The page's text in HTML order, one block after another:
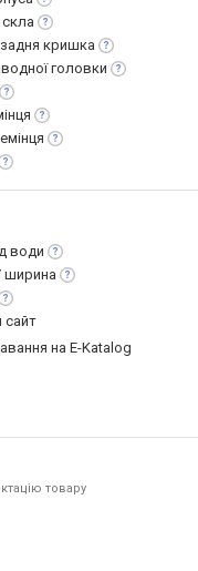
скла
кришка
головки
води
ширина
сайт
на E-Katalog
товару